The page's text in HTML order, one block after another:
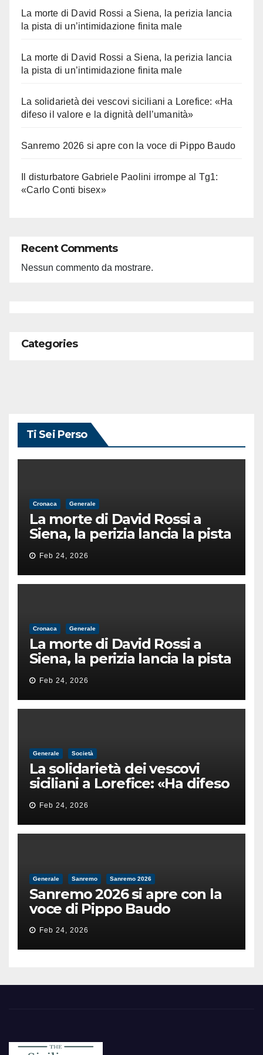
La morte di David Rossi a Siena, la perizia lancia
la pista di un’intimidazione finita male
La morte di David Rossi a Siena, la perizia lancia
la pista di un’intimidazione finita male
La solidarietà dei vescovi siciliani a Lorefice: «Ha
difeso il valore e la dignità dell’umanità»
Sanremo 2026 si apre con la voce di Pippo Baudo
Il disturbatore Gabriele Paolini irrompe al Tg1:
«Carlo Conti bisex»
Recent Comments
Nessun commento da mostrare.
Categories
Ti Sei Perso
Cronaca Generale
La morte di David Rossi a
Siena, la perizia lancia la pista
di un’intimidazione finita
male
Feb 24, 2026
Cronaca Generale
La morte di David Rossi a
Siena, la perizia lancia la pista
di un’intimidazione finita
male
Feb 24, 2026
Generale Società
La solidarietà dei vescovi
siciliani a Lorefice: «Ha difeso
il valore e la dignità
dell’umanità»
Feb 24, 2026
Generale Sanremo Sanremo 2026
Sanremo 2026 si apre con la
voce di Pippo Baudo
Feb 24, 2026